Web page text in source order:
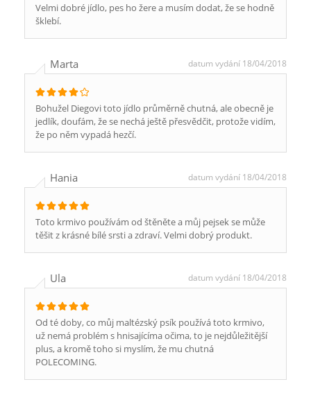
Velmi dobré jídlo, pes ho žere a musím dodat, že se hodně
šklebí.
Marta datum vydání 18/04/2018
Bohužel Diegovi toto jídlo průměrně chutná, ale obecně je
jedlík, doufám, že se nechá ještě přesvědčit, protože vidím,
že po něm vypadá hezčí.
Hania datum vydání 18/04/2018
Toto krmivo používám od štěněte a můj pejsek se může
těšit z krásné bílé srsti a zdraví. Velmi dobrý produkt.
Ula datum vydání 18/04/2018
Od té doby, co můj maltézský psík používá toto krmivo,
už nemá problém s hnisajícíma očima, to je nejdůležitější
plus, a kromě toho si myslím, že mu chutná
POLECOMING.